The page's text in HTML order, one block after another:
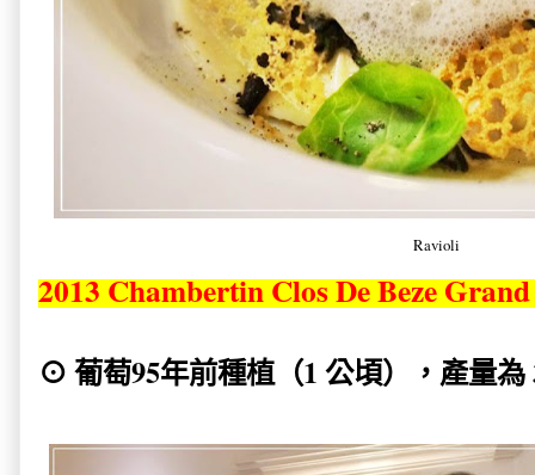
Ravioli
2013 Chambertin Clos De Beze
⊙ 葡萄95年前種植（1 公頃），產量為